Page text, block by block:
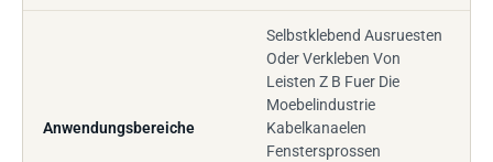
Anwendungsbereiche
Selbstklebend Ausruesten
Oder Verkleben Von
Leisten Z B Fuer Die
Moebelindustrie
Kabelkanaelen
Fenstersprossen